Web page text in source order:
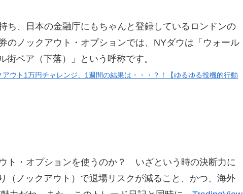
ち、日本の金融庁にもちゃんと登録しているロンドンの
のノックアウト・オプションでは、NYダウは「ウォール
街ベア（下落）」という呼称です。
アウト1万円チャレンジ、1週間の結果は・・・？！【ゆるゆる投機的行動
ト・オプションを使うのか？ いざという時の決断力に
（ノックアウト）で退場リスクが減ること、かつ、海外